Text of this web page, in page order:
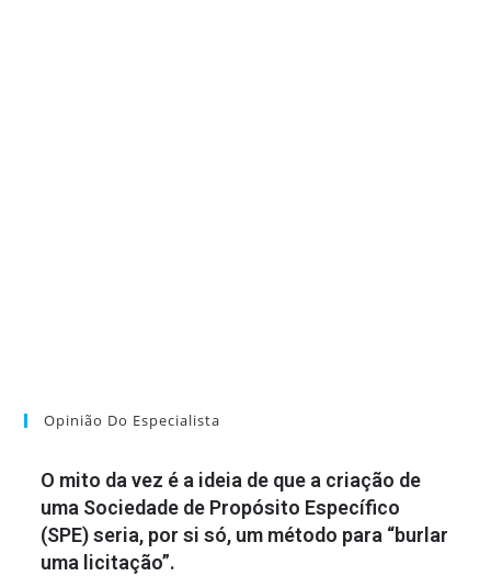
Opinião Do Especialista
O mito da vez é a ideia de que a criação de
uma Sociedade de Propósito Específico
(SPE) seria, por si só, um método para “burlar
uma licitação”.